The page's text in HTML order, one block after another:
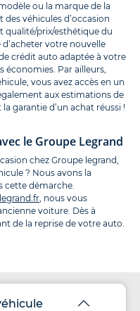
ou la marque de la
véhicules d’occasion
qualité/prix/esthétique du
votre nouvelle
crédit auto adaptée à votre
économies. Par ailleurs,
vous avez accès en un
aux estimations de
garantie d’un achat réussi !
le Groupe Legrand
chez Groupe legrand,
? Nous avons la
cette démarche.
, nous vous
voiture. Dès à
de la reprise de votre auto.